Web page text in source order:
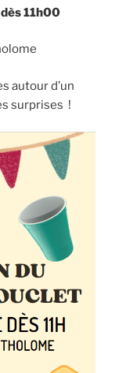
11h00
autour d’un
surprises !